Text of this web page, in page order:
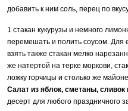
добавить к ним соль, перец по
1 стакан кукурузы и немного
перемешать и полить соусом. Для
взять также стакан мелко
же натертой на терке моркови,
ложку горчицы и столько же
Салат из яблок, сметаны,
десерт для любого праздничного